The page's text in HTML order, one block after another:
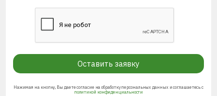
Оставить заявку
Нажимая на кнопку, Вы даете согласие на обработку персональных данных и соглашаетесь с
политикой конфиденциальности